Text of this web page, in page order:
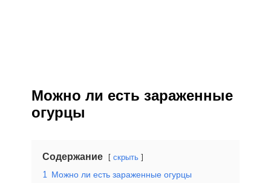
Можно ли есть зараженные
огурцы
Содержание скрыть
1 Можно ли есть зараженные огурцы